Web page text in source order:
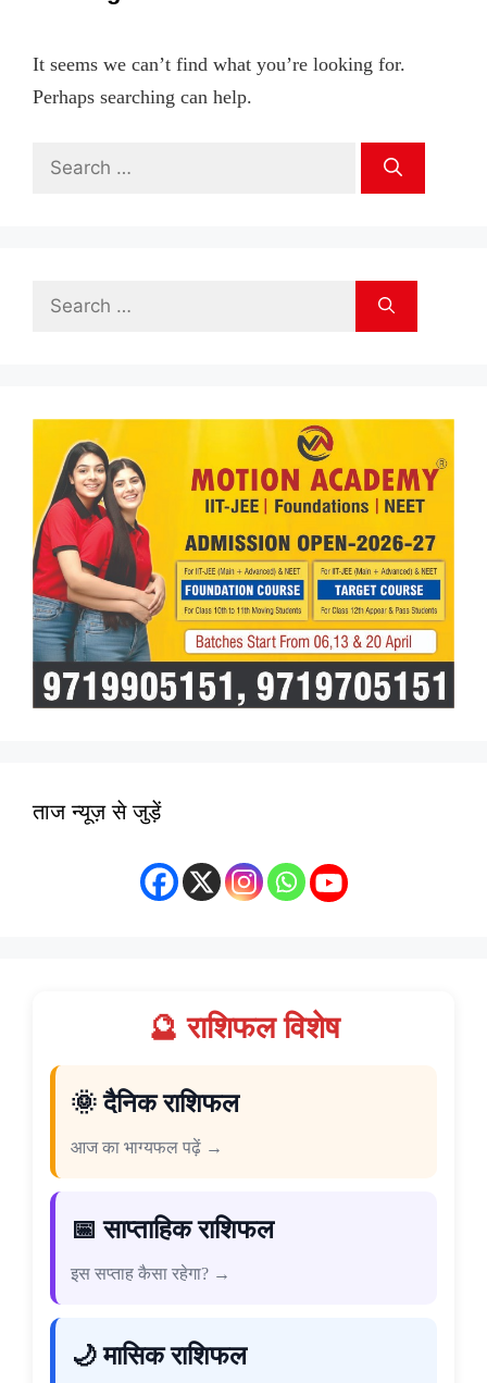
It seems we can’t find what you’re looking for.
Perhaps searching can help.
Search
Search
ताज न्यूज़ से जुड़ें
🔮 राशिफल विशेष
🌞 दैनिक राशिफल
आज का भाग्यफल पढ़ें →
📅 साप्ताहिक राशिफल
इस सप्ताह कैसा रहेगा? →
🌙 मासिक राशिफल